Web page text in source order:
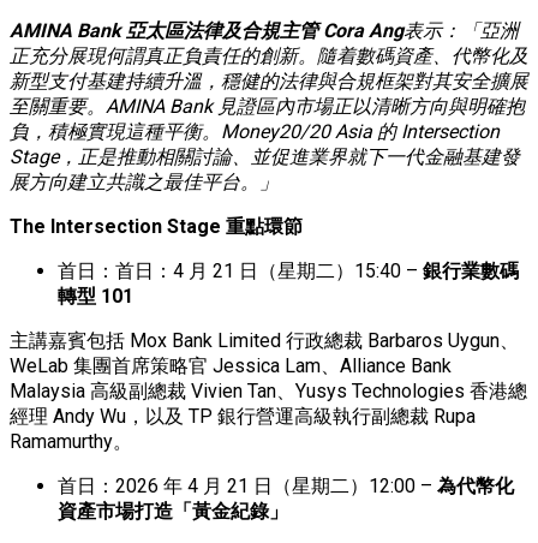
AMINA Bank亞太區法律及合規主管Cora Ang表示：「亞洲
正充分展現何謂真正負責任的創新。隨着數碼資產、代幣化及
新型支付基建持續升溫，穩健的法律與合規框架對其安全擴展
至關重要。 AMINA Bank 見證區內市場正以清晰方向與明確抱
負，積極實現這種平衡。 Money20/20 Asia 的Intersection
Stage，正是推動相關討論、並促進業界就下一代金融基建發
展方向建立共識之最佳平台。」
The Intersection Stage 重點環節
首日：首日：4 月 21 日（星期二）15:40 – 銀行業數碼
轉型 101
主講嘉賓包括 Mox Bank Limited 行政總裁 Barbaros Uygun、
WeLab 集團首席策略官 Jessica Lam、Alliance Bank
Malaysia 高級副總裁 Vivien Tan、Yusys Technologies 香港總
經理 Andy Wu，以及 TP 銀行營運高級執行副總裁 Rupa
Ramamurthy。
首日：2026 年 4 月 21 日（星期二）12:00 – 為代幣化
資產市場打造「黃金紀錄」